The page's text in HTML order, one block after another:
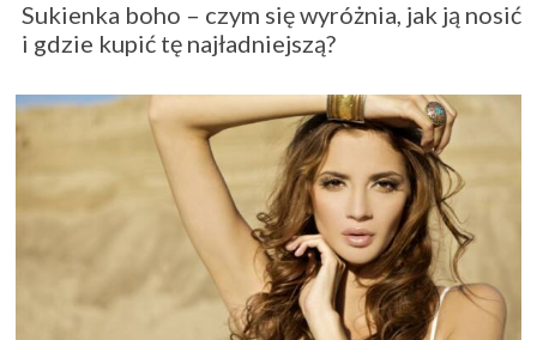
Sukienka boho – czym się wyróżnia, jak ją nosić
i gdzie kupić tę najładniejszą?